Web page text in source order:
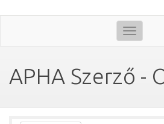
Toggle
navigation
APHA Szerző -